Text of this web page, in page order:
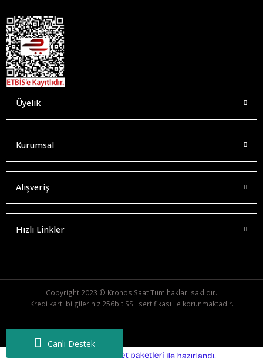
Canlı Destek
Üyelik
Kurumsal
Alışveriş
Hızlı Linkler
Copyright 2023 © Kronos Saat Tüm hakları saklıdır.
Kredi kartı bilgileriniz 256bit SSL sertifikası ile korunmaktadır.
e-